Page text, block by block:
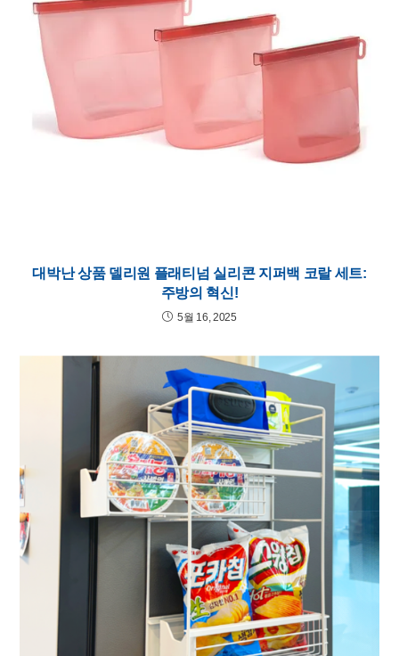
대박난 상품 델리원 플래티넘 실리콘 지퍼백 코랄 세트:
주방의 혁신!
5월 16, 2025